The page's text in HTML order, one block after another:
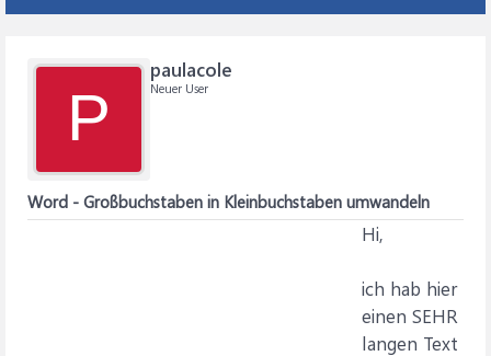
P
paulacole
Neuer User
Word - Großbuchstaben in Kleinbuchstaben umwandeln
Hi,
ich hab hier
einen SEHR
langen Text